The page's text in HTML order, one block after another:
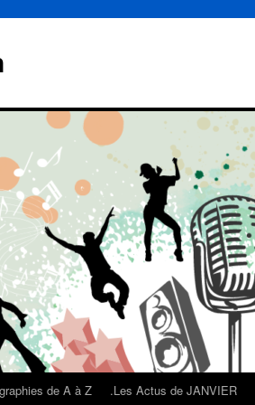
de A à Z .Les Actus de JANVIER